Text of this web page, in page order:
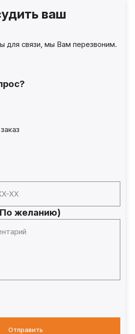
ваш
для связи, мы Вам перезвоним.
желанию)
Отправить